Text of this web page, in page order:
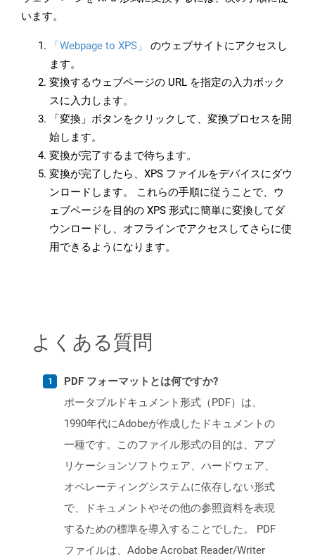
います。
「Webpage to XPS」
のウェブサイトにアクセスし
ます。
変換するウェブページの URL を指定の入力ボック
スに入力します。
「変換」ボタンをクリックして、変換プロセスを開
始します。
変換が完了するまで待ちます。
変換が完了したら、XPS ファイルをデバイスにダウ
ンロードします。 これらの手順に従うことで、ウ
ェブページを目的の XPS 形式に簡単に変換してダ
ウンロードし、オフラインでアクセスしてさらに使
用できるようになります。
よくある質問
PDF フォーマットとは何ですか?
ポータブルドキュメント形式（PDF）は、
1990年代にAdobeが作成したドキュメントの
一種です。このファイル形式の目的は、アプ
リケーションソフトウェア、ハードウェア、
オペレーティングシステムに依存しない形式
で、ドキュメントやその他の参照資料を表現
するための標準を導入することでした。 PDF
ファイルは、Adobe Acrobat Reader/Writer